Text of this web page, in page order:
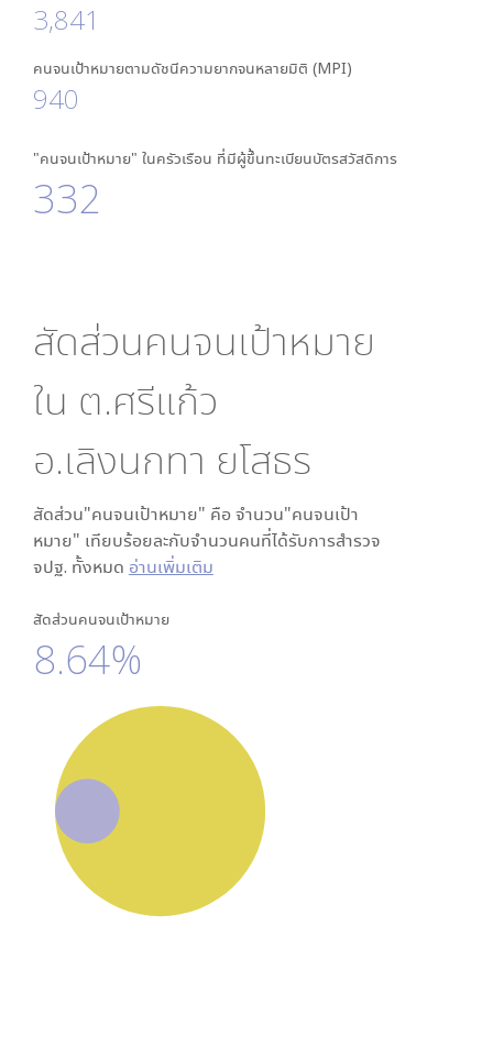
3,841
คนจนเป้าหมายตามดัชนีความยากจนหลายมิติ (MPI)
940
"คนจนเป้าหมาย" ในครัวเรือน ที่มีผู้ขึ้นทะเบียนบัตรสวัสดิการ
332
สัดส่วนคนจนเป้าหมาย
ใน ต.ศรีแก้ว
อ.เลิงนกทา ยโสธร
สัดส่วน"คนจนเป้าหมาย" คือ จำนวน"คนจนเป้า
หมาย" เทียบร้อยละกับจำนวนคนที่ได้รับการสำรวจ
จปฐ. ทั้งหมด อ่านเพิ่มเติม
สัดส่วนคนจนเป้าหมาย
8.64%